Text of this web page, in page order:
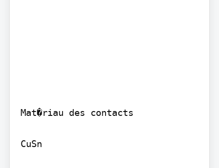
Mat�riau des contacts
CuSn